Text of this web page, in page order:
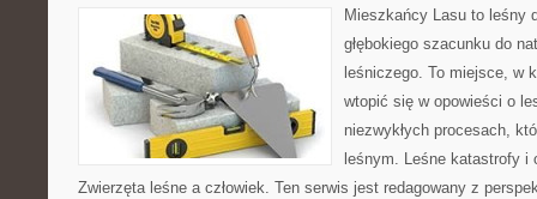
Mieszkańcy Lasu to leśny
głębokiego szacunku do
leśniczego. To miejsce, w
wtopić się w opowieści o
niezwykłych procesach,
leśnym. Leśne katastrofy i
Zwierzęta leśne a człowiek. Ten serwis jest redagowany z